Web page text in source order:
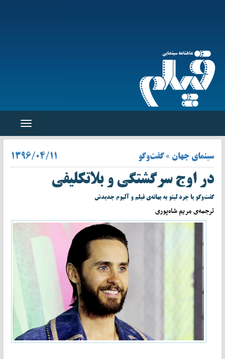
Toggle
سینمای جهان » گفت‌وگو ۱۳۹۶/۰۴/۱۱
در اوج سرگشتگی و بلاتکلیفی
گفت‌وگو با جرد لیتو به بهانه‌ی فیلم و آلبوم جدیدش
ترجمه‌ی مریم شاه‌پوری